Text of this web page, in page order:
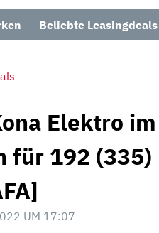
Beliebte Leasingdeals
Elektro
für 192
UM 17:07